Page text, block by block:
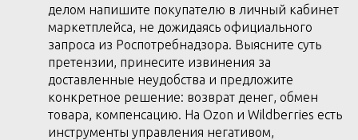
делом напишите покупателю в личный кабинет
маркетплейса, не дожидаясь официального
запроса из Роспотребнадзора. Выясните суть
претензии, принесите извинения за
доставленные неудобства и предложите
конкретное решение: возврат денег, обмен
товара, компенсацию. На Ozon и Wildberries есть
инструменты управления негативом,